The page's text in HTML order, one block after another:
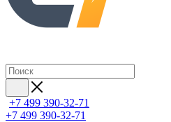
+7 499 390-32-71
+7 499 390-32-71